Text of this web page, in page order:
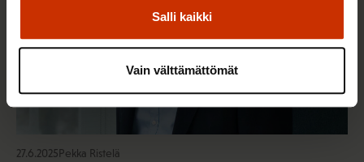
Salli kaikki
Vain välttämättömät
27.6.2025Pekka Ristelä